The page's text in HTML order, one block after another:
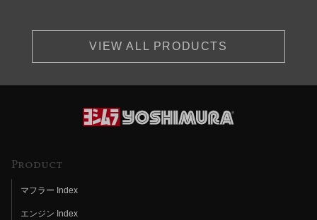
VIEW ALL PRODUCTS
Product
マフラー Index
エンジン Index